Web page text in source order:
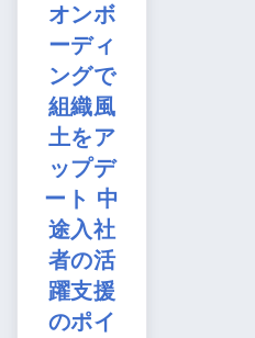
オンボ
ーディ
ングで
組織風
土をア
ップデ
ート 中
途入社
者の活
躍支援
のポイ